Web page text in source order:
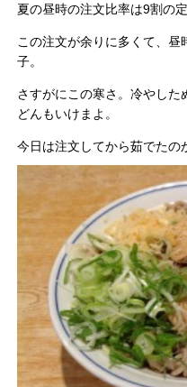
夏の昼時の注文比率は9割の
この注文が余りに多くて、
子。
さすがにこの寒さ。冷やした
どんもいけまよ。
今日は注文してから茹でたの